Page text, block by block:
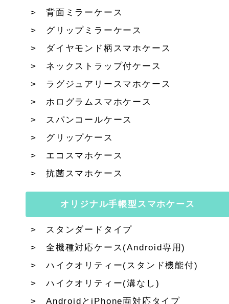
背面ミラーケース
グリップミラーケース
ダイヤモンド柄スマホケース
ネックストラップ付ケース
ラグジュアリースマホケース
ホログラムスマホケース
スパンコールケース
グリップケース
エコスマホケース
抗菌スマホケース
オリジナル手帳型スマホケース
スタンダードタイプ
全機種対応ケース(Android専用)
ハイクオリティー(スタンド機能付)
ハイクオリティー(溝なし)
AndroidとiPhone両対応タイプ